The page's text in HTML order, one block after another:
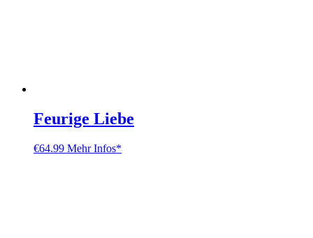
Feurige Liebe
€64.99 Mehr Infos*